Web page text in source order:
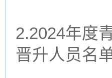
2.2024年度
晋升人员名